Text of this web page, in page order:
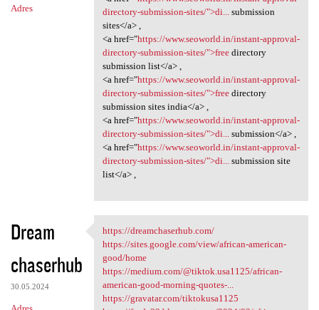
Adres
directory-submission-sites/">di...submission
sites</a> ,
<a href="https://www.seoworld.in/instant-approval-
directory-submission-sites/">freedirectory
submission list</a> ,
<a href="https://www.seoworld.in/instant-approval-
directory-submission-sites/">freedirectory
submission sites india</a> ,
<a href="https://www.seoworld.in/instant-approval-
directory-submission-sites/">di...submission</a> ,
<a href="https://www.seoworld.in/instant-approval-
directory-submission-sites/">di...submission site
list</a> ,
Dream
chaserhub
30.05.2024
https://dreamchaserhub.com/
https://dreamchaserhub.com/
https://sites.google.com/view/african-american-
good/home
https://medium.com/@tiktok.usa1125/african-
american-good-morning-quotes-...
https://gravatar.com/tiktokusa1125